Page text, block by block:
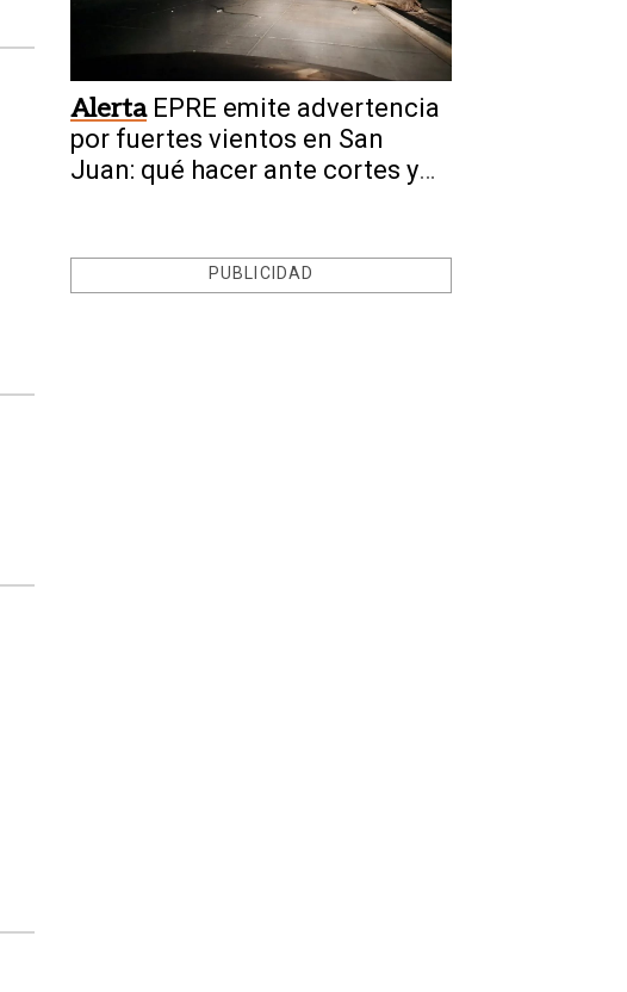
Alerta EPRE emite advertencia
por fuertes vientos en San
Juan: qué hacer ante cortes y
PUBLICIDAD